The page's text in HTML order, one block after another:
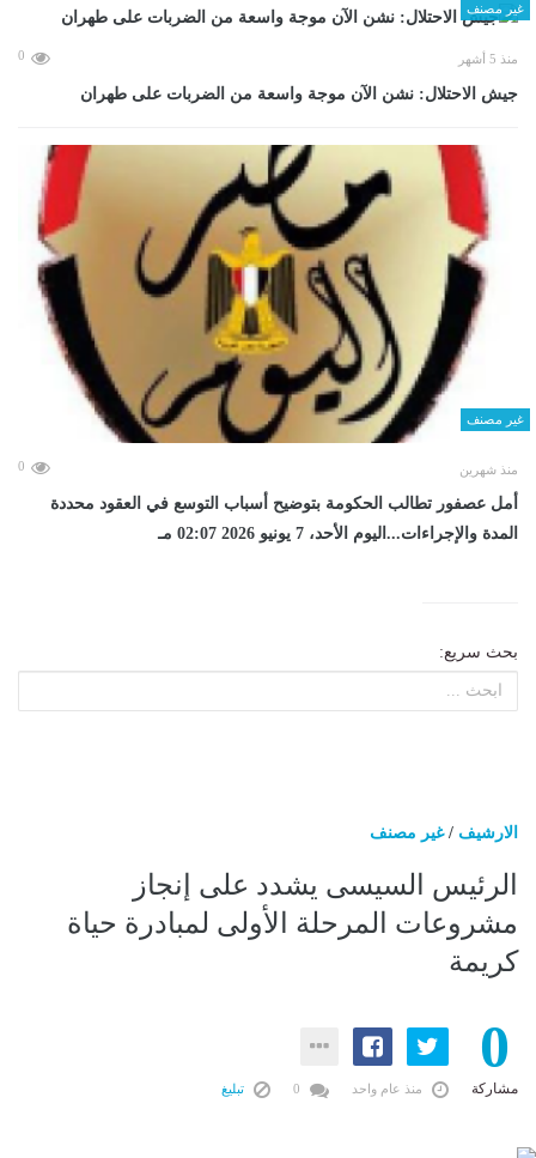
غير مصنف
منذ 5 أشهر 0
جيش الاحتلال: نشن الآن موجة واسعة من الضربات على طهران
غير مصنف
منذ شهرين 0
أمل عصفور تطالب الحكومة بتوضيح أسباب التوسع في العقود محددة
المدة والإجراءات...اليوم الأحد، 7 يونيو 2026 02:07 مـ
بحث سريع:
الارشيف /غير مصنف
الرئيس السيسى يشدد على إنجاز
مشروعات المرحلة الأولى لمبادرة حياة
كريمة
0
مشاركة منذ عام واحد تبليغ